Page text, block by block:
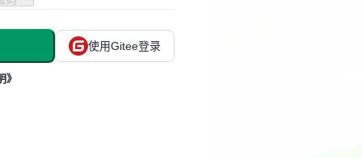
使用Gitee登录
》